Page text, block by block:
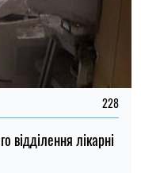
228
відділення лікарні